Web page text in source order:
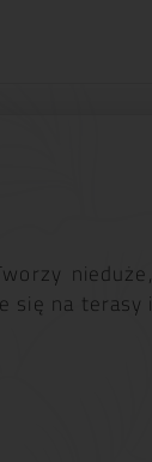
nieduże,
się na terasy i